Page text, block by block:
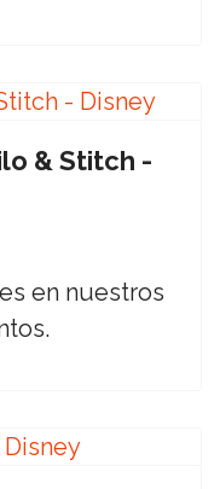
& Stitch -
en nuestros